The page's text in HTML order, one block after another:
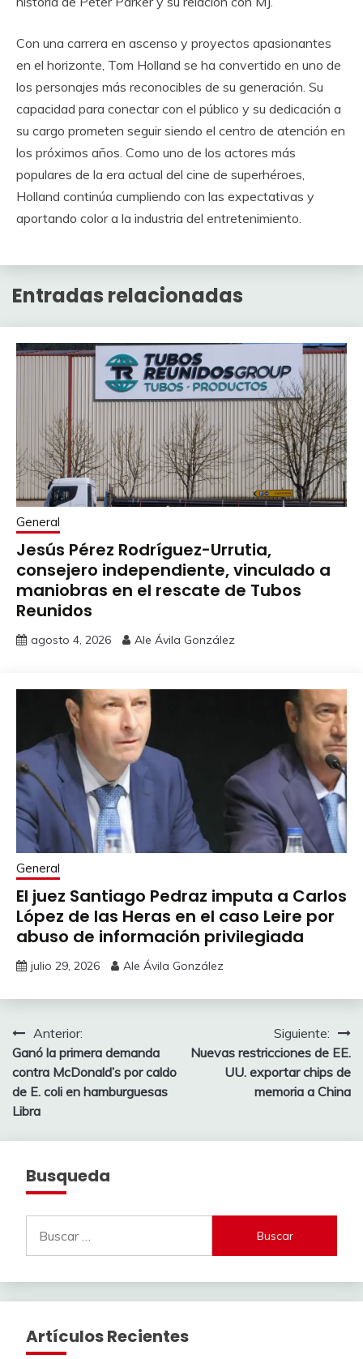
Con una carrera en ascenso y proyectos apasionantes
en el horizonte, Tom Holland se ha convertido en uno de
los personajes más reconocibles de su generación. Su
capacidad para conectar con el público y su dedicación a
su cargo prometen seguir siendo el centro de atención en
los próximos años. Como uno de los actores más
populares de la era actual del cine de superhéroes,
Holland continúa cumpliendo con las expectativas y
aportando color a la industria del entretenimiento.
Entradas relacionadas
General
Jesús Pérez Rodríguez-Urrutia,
consejero independiente, vinculado a
maniobras en el rescate de Tubos
Reunidos
agosto 4, 2026 Ale Ávila González
General
El juez Santiago Pedraz imputa a Carlos
López de las Heras en el caso Leire por
abuso de información privilegiada
julio 29, 2026 Ale Ávila González
Navegación
de
entradas
Anterior:
Ganó la primera demanda
contra McDonald’s por caldo
de E. coli en hamburguesas
Libra
Siguiente:
Nuevas restricciones de EE.
UU. exportar chips de
memoria a China
Busqueda
Artículos Recientes